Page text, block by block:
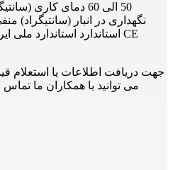
جهت دریافت اطلاعات یا استعلام